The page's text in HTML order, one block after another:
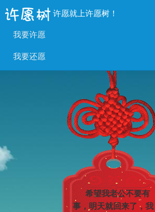
许愿就上许愿树！
我要许愿
我要还愿
希望我老公不要有
事，明天就回来了，我